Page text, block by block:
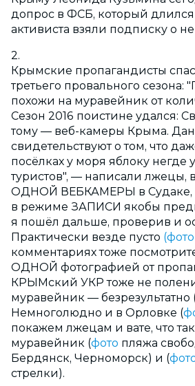
допрос в ФСБ, который длился
активиста взяли подписку о
2.
Крымские пропагандисты
третьего провального
похожи на муравейник от
Сезон 2016 поистине удался:
тому — веб-камеры Крыма.
свидетельствуют о том, что
посёлках у моря яблоку негде
туристов", — написали лжецы,
ОДНОЙ ВЕБКАМЕРЫ в Судаке,
в режиме ЗАПИСИ якобы
я пошёл дальше, проверив и
Практически везде пусто (фото
комментариях тоже
ОДНОЙ фотографией от
КРЫМский УКР тоже не
муравейник — безрезультатно
Немноголюдно и в Орловке (
покажем лжецам и вате, что
муравейник (фото пляжа
Бердянск, Черноморск) и (
стрелки).